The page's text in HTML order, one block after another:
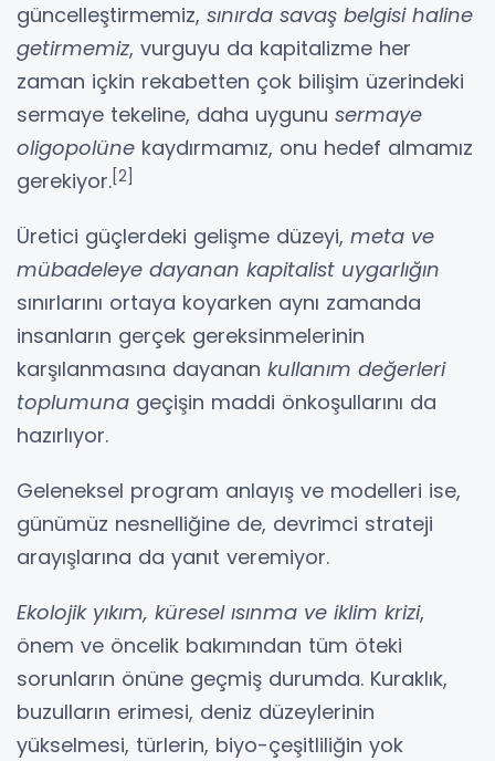
güncelleştirmemiz, sınırda savaş belgisi haline
getirmemiz, vurguyu da kapitalizme her
zaman içkin rekabetten çok bilişim üzerindeki
sermaye tekeline, daha uygunu sermaye
oligopolüne kaydırmamız, onu hedef almamız
gerekiyor.[2]
Üretici güçlerdeki gelişme düzeyi, meta ve
mübadeleye dayanan kapitalist uygarlığın
sınırlarını ortaya koyarken aynı zamanda
insanların gerçek gereksinmelerinin
karşılanmasına dayanan kullanım değerleri
toplumuna geçişin maddi önkoşullarını da
hazırlıyor.
Geleneksel program anlayış ve modelleri ise,
günümüz nesnelliğine de, devrimci strateji
arayışlarına da yanıt veremiyor.
Ekolojik yıkım, küresel ısınma ve iklim krizi,
önem ve öncelik bakımından tüm öteki
sorunların önüne geçmiş durumda. Kuraklık,
buzulların erimesi, deniz düzeylerinin
yükselmesi, türlerin, biyo-çeşitliliğin yok